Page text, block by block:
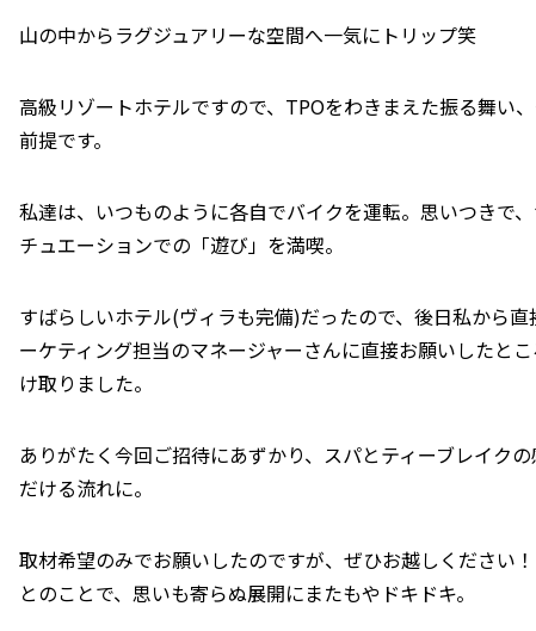
山の中からラグジュアリーな空間へ一気にトリップ笑
高級リゾートホテルですので、TPOをわきまえた振る舞い
前提です。
私達は、いつものように各自でバイクを運転。思いつきで
チュエーションでの「遊び」を満喫。
すばらしいホテル(ヴィラも完備)だったので、後日私から
ーケティング担当のマネージャーさんに直接お願いしたと
け取りました。
ありがたく今回ご招待にあずかり、スパとティーブレイク
だける流れに。
取材希望のみでお願いしたのですが、ぜひお越しください！
とのことで、思いも寄らぬ展開にまたもやドキドキ。